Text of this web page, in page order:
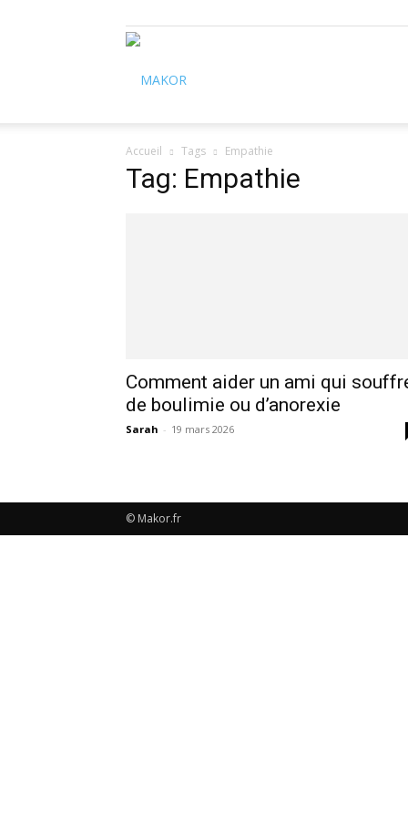
Accueil Tags Empathie
Tag: Empathie
Comment aider un ami qui
de boulimie ou d’anorexie
Sarah - 19 mars 2026
© Makor.fr